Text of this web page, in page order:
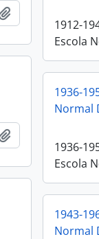
1912-
Escola
1936-
Normal
1936-
Escola
1943-
Normal